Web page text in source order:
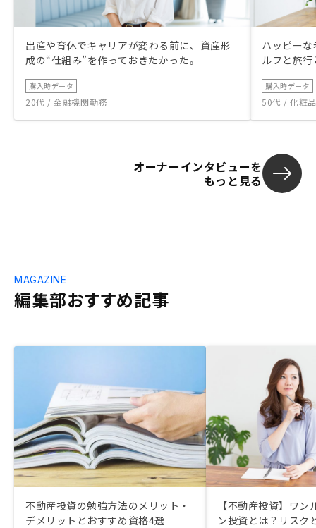
出産や育休でキャリアが変わる前に、資産形
成の“仕組み”を作っておきたかった。
購入時データ
20代 / 金融機関勤務
ハッピー
ルフと旅
購入時データ
50代 / 化粧
オーナーインタビューを
もっと見る
編集部おすすめ記事
MAGAZINE
不動産投資の勉強方法のメリット・
デメリットとおすすめ資格4選
【不動産投資】ワ
ン投資とは？リスク